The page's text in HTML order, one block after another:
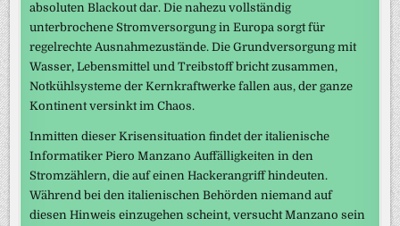
absoluten Blackout dar. Die nahezu vollständig
unterbrochene Stromversorgung in Europa sorgt für
regelrechte Ausnahmezustände. Die Grundversorgung mit
Wasser, Lebensmittel und Treibstoff bricht zusammen,
Notkühlsysteme der Kernkraftwerke fallen aus, der ganze
Kontinent versinkt im Chaos.
Inmitten dieser Krisensituation findet der italienische
Informatiker Piero Manzano Auffälligkeiten in den
Stromzählern, die auf einen Hackerangriff hindeuten.
Während bei den italienischen Behörden niemand auf
diesen Hinweis einzugehen scheint, versucht Manzano sein